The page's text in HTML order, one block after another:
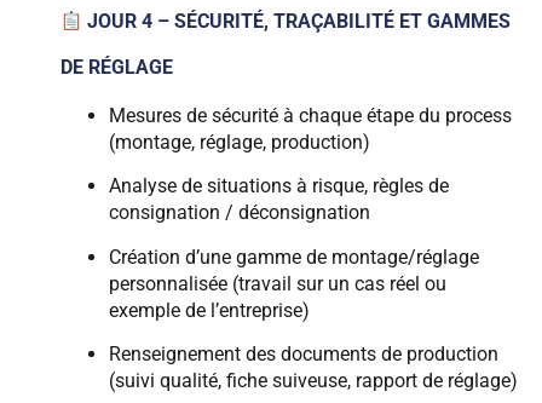
JOUR 4 – SÉCURITÉ, TRAÇABILITÉ ET GAMMES
DE RÉGLAGE
Mesures de sécurité à chaque étape du process
(montage, réglage, production)
Analyse de situations à risque, règles de
consignation / déconsignation
Création d’une gamme de montage/réglage
personnalisée (travail sur un cas réel ou
exemple de l’entreprise)
Renseignement des documents de production
(suivi qualité, fiche suiveuse, rapport de réglage)